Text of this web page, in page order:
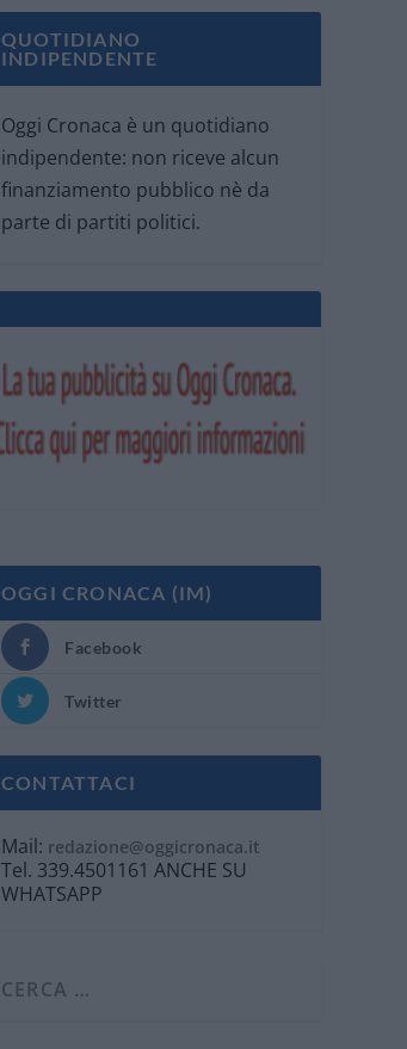
QUOTIDIANO
INDIPENDENTE
Oggi Cronaca è un quotidiano
indipendente: non riceve alcun
finanziamento pubblico nè da
parte di partiti politici.
OGGI CRONACA (IM)
Facebook
Twitter
CONTATTACI
Mail: redazione@oggicronaca.it
Tel. 339.4501161 ANCHE SU
WHATSAPP